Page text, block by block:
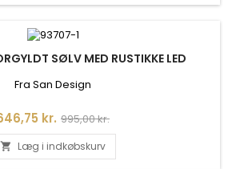
SØLV MED RUSTIKKE LED
Fra San Design
kr. Normalpris
995,00 kr.
 Læg i indkøbskurv